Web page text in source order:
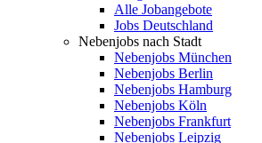
Alle Jobangebote
Jobs Deutschland
Nebenjobs nach Stadt
Nebenjobs München
Nebenjobs Berlin
Nebenjobs Hamburg
Nebenjobs Köln
Nebenjobs Frankfurt
Nebenjobs Leipzig